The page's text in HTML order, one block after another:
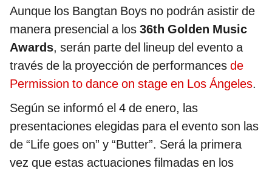
Aunque los Bangtan Boys no podrán asistir de
manera presencial a los 36th Golden Music
Awards, serán parte del lineup del evento a
través de la proyección de performances de
Permission to dance on stage en Los Ángeles.
Según se informó el 4 de enero, las
presentaciones elegidas para el evento son las
de “Life goes on” y “Butter”. Será la primera
vez que estas actuaciones filmadas en los